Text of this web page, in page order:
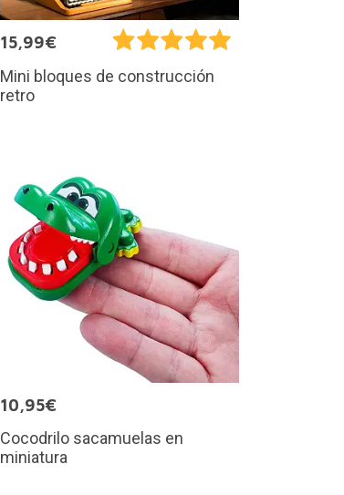
15,99€
Mini bloques de construcción
retro
10,95€
Cocodrilo sacamuelas en
miniatura